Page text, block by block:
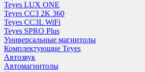
Teyes LUX ONE
Teyes CC3 2K 360
Teyes CC3L WiFi
Teyes SPRO Plus
Универсальные магнитолы
Комплектующие Teyes
Автозвук
Автомагнитолы